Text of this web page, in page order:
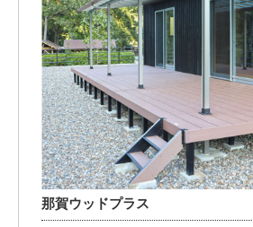
那賀ウッドプラス